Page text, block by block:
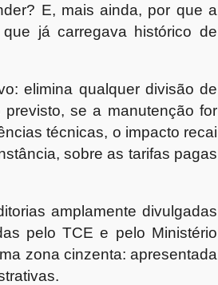
E, mais ainda, por que a
já carregava histórico de
elimina qualquer divisão de
se a manutenção for
técnicas, o impacto recai
sobre as tarifas pagas
amplamente divulgadas
pelo TCE e pelo Ministério
zona cinzenta: apresentada